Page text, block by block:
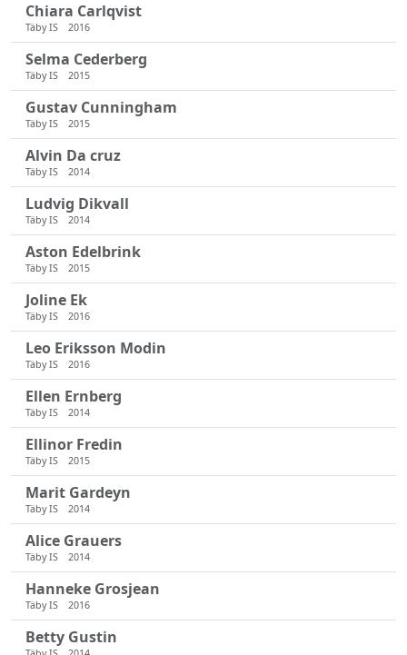
Chiara Carlqvist
Täby IS 2016
Selma Cederberg
Täby IS 2015
Gustav Cunningham
Täby IS 2015
Alvin Da cruz
Täby IS 2014
Ludvig Dikvall
Täby IS 2014
Aston Edelbrink
Täby IS 2015
Joline Ek
Täby IS 2016
Leo Eriksson Modin
Täby IS 2016
Ellen Ernberg
Täby IS 2014
Ellinor Fredin
Täby IS 2015
Marit Gardeyn
Täby IS 2014
Alice Grauers
Täby IS 2014
Hanneke Grosjean
Täby IS 2016
Betty Gustin